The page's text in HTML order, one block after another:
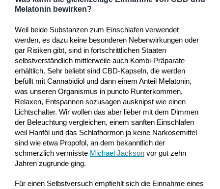
Melatonin bewirken?
Weil beide Substanzen zum Einschlafen verwendet
werden, es dazu keine besonderen Nebenwirkungen oder
gar Risiken gibt, sind in fortschrittlichen Staaten
selbstverständlich mittlerweile auch Kombi-Präparate
erhältlich. Sehr beliebt sind CBD-Kapseln, die werden
befüllt mit Cannabidiol und dann einem Anteil Melatonin,
was unseren Organismus in puncto Runterkommen,
Relaxen, Entspannen sozusagen ausknipst wie einen
Lichtschalter. Wir wollen das aber lieber mit dem Dimmen
der Beleuchtung vergleichen, einem sanften Einschlafen
weil Hanföl und das Schlafhormon ja keine Narkosemittel
sind wie etwa Propofol, an dem bekanntlich der
schmerzlich vermisste Michael Jackson vor gut zehn
Jahren zugrunde ging.
Für einen Selbstversuch empfiehlt sich die Einnahme eines